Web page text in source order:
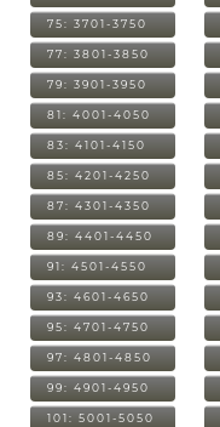
75: 3701-3750
77: 3801-3850
79: 3901-3950
81: 4001-4050
83: 4101-4150
85: 4201-4250
87: 4301-4350
89: 4401-4450
91: 4501-4550
93: 4601-4650
95: 4701-4750
97: 4801-4850
99: 4901-4950
101: 5001-5050